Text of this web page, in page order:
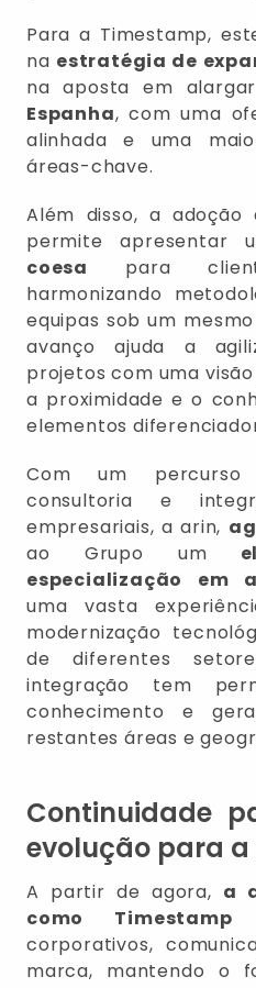
Para a Timestamp,
na estratégia de
na aposta em
Espanha, com uma
alinhada e uma
áreas-chave.
Além disso, a
permite apresentar
coesa para
harmonizando
equipas sob um
avanço ajuda a
projetos com uma
a proximidade e o
elementos
Com um
consultoria e
empresariais, a arin,
ao Grupo um
especialização em
uma vasta
modernização
de diferentes
integração tem
conhecimento e
restantes áreas e
Continuidade
evolução para
A partir de agora, a
como Timestamp
corporativos,
marca, mantendo o